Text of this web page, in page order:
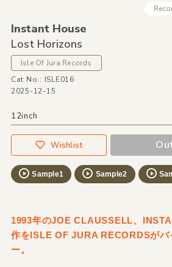
Instant House
Lost Horizons
Isle Of Jura Records
Cat No.: ISLE016
2025-12-15
12inch
Wishlist
Sample1 Sample2
1993年のJOE CLAUSSELL、
作をISLE OF JURA RECORDSがバ
ー。